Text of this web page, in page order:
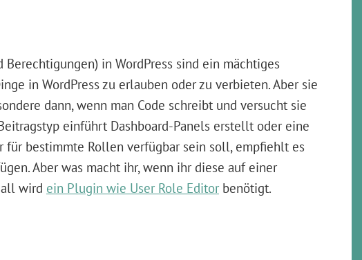
Berechtigungen) in WordPress sind ein mächtiges
in WordPress zu erlauben oder zu verbieten. Aber sie
dann, wenn man Code schreibt und versucht sie
einführt Dashboard-Panels erstellt oder eine
bestimmte Rollen verfügbar sein soll, empfiehlt es
Aber was macht ihr, wenn ihr diese auf einer
wird ein Plugin wie User Role Editor benötigt.